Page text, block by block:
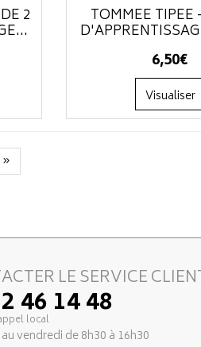
2 TOMMEE TIPEE
6,50€
Visualiser
»
LE SERVICE
46 14 48
local
vendredi de 8h30 à 16h30